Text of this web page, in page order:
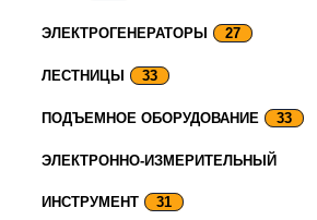
ЭЛЕКТРОГЕНЕРАТОРЫ 27
ЛЕСТНИЦЫ 33
ПОДЪЕМНОЕ ОБОРУДОВАНИЕ 33
ЭЛЕКТРОННО-ИЗМЕРИТЕЛЬНЫЙ
ИНСТРУМЕНТ 31